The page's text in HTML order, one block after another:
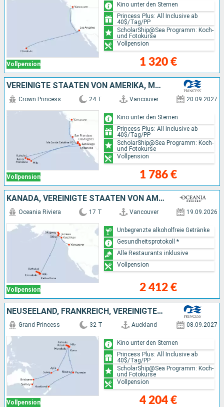
Vollpension 1 320 €
Kino unter den Sternen
Princess Plus: All Inclusive ab
40$/Tag/PP
ScholarShip@Sea Programm: Koch-
und Fotokurse
Vollpension
VEREINIGTE STAATEN VON AMERIKA, MEXIKO, KANADA
Vollpension
Crown Princess 24 T Vancouver 20.09.2027
1 786 €
Kino unter den Sternen
Princess Plus: All Inclusive ab
40$/Tag/PP
ScholarShip@Sea Programm: Koch-
und Fotokurse
Vollpension
KANADA, VEREINIGTE STAATEN VON AMERIKA
Vollpension
Oceania Riviera 17 T Vancouver 19.09.2026
2 412 €
Unbegrenzte alkoholfreie Getränke
Gesundheitsprotokoll *
Alle Restaurants inklusive
Vollpension
NEUSEELAND, FRANKREICH, VEREINIGTE STAATEN VON AMERIKA, SAMOA, FIDSCHI-INSELN, AUSTRALIEN
Vollpension
Grand Princess 32 T Auckland 08.09.2027
4 204 €
Kino unter den Sternen
Princess Plus: All Inclusive ab
40$/Tag/PP
ScholarShip@Sea Programm: Koch-
und Fotokurse
Vollpension